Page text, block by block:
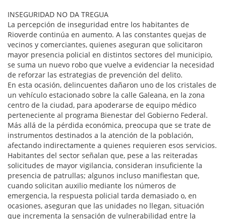
INSEGURIDAD NO DA TREGUA
La percepción de inseguridad entre los habitantes de
Rioverde continúa en aumento. A las constantes quejas de
vecinos y comerciantes, quienes aseguran que solicitaron
mayor presencia policial en distintos sectores del municipio,
se suma un nuevo robo que vuelve a evidenciar la necesidad
de reforzar las estrategias de prevención del delito.
En esta ocasión, delincuentes dañaron uno de los cristales de
un vehículo estacionado sobre la calle Galeana, en la zona
centro de la ciudad, para apoderarse de equipo médico
perteneciente al programa Bienestar del Gobierno Federal.
Más allá de la pérdida económica, preocupa que se trate de
instrumentos destinados a la atención de la población,
afectando indirectamente a quienes requieren esos servicios.
Habitantes del sector señalan que, pese a las reiteradas
solicitudes de mayor vigilancia, consideran insuficiente la
presencia de patrullas; algunos incluso manifiestan que,
cuando solicitan auxilio mediante los números de
emergencia, la respuesta policial tarda demasiado o, en
ocasiones, aseguran que las unidades no llegan, situación
que incrementa la sensación de vulnerabilidad entre la